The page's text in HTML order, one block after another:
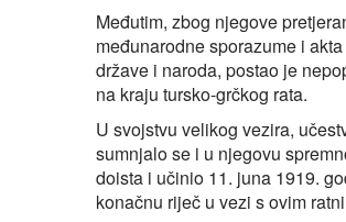
Međutim, zbog njegove
međunarodne sporazume i
države i naroda, postao je
na kraju tursko-grčkog rata.
U svojstvu velikog vezira,
sumnjalo se i u njegovu
doista i učinio 11. juna 1919.
konačnu riječ u vezi s ovim